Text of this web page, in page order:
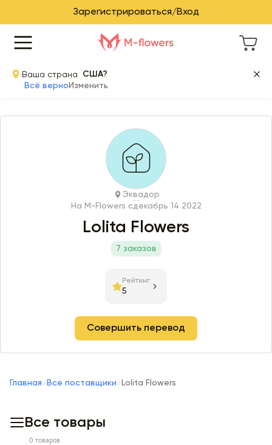
Зарегистрироваться/Вход
Ваша страна
США?
Всё верно Изменить
Эквадор
На M-Flowers сдекабрь 14 2022
Lolita Flowers
7 заказов
Рейтинг
5
Совершить перевод
Главная Все поставщики Lolita Flowers
Все товары
0 товаров